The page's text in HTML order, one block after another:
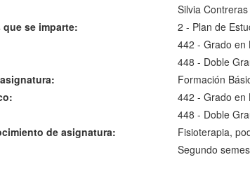
Silvia
se imparte:
2 - Plan de
442 - Grado en
448 - Doble
Formación
442 - Grado en
448 - Doble
de asignatura:
Fisioterapia,
Segundo